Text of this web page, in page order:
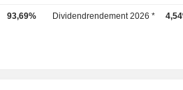
93,69% Dividendrendement 2026 *